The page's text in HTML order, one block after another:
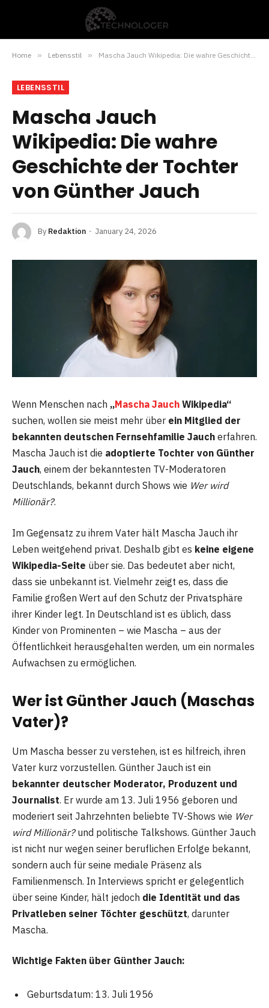
Home » Lebensstil » Mascha Jauch Wikipedia: Die wahre Geschichte der Tochter von Günther Jauch
LEBENSSTIL
Mascha Jauch
Wikipedia: Die wahre
Geschichte der Tochter
von Günther Jauch
By Redaktion January 24, 2026
Wenn Menschen nach „Mascha Jauch Wikipedia“
suchen, wollen sie meist mehr über ein Mitglied der
bekannten deutschen Fernsehfamilie Jauch erfahren.
Mascha Jauch ist die adoptierte Tochter von Günther
Jauch, einem der bekanntesten TV-Moderatoren
Deutschlands, bekannt durch Shows wie Wer wird
Millionär?.
Im Gegensatz zu ihrem Vater hält Mascha Jauch ihr
Leben weitgehend privat. Deshalb gibt es keine eigene
Wikipedia-Seite über sie. Das bedeutet aber nicht,
dass sie unbekannt ist. Vielmehr zeigt es, dass die
Familie großen Wert auf den Schutz der Privatsphäre
ihrer Kinder legt. In Deutschland ist es üblich, dass
Kinder von Prominenten – wie Mascha – aus der
Öffentlichkeit herausgehalten werden, um ein normales
Aufwachsen zu ermöglichen.
Wer ist Günther Jauch (Maschas
Vater)?
Um Mascha besser zu verstehen, ist es hilfreich, ihren
Vater kurz vorzustellen. Günther Jauch ist ein
bekannter deutscher Moderator, Produzent und
Journalist. Er wurde am 13. Juli 1956 geboren und
moderiert seit Jahrzehnten beliebte TV-Shows wie Wer
wird Millionär?und politische Talkshows. Günther Jauch
ist nicht nur wegen seiner beruflichen Erfolge bekannt,
sondern auch für seine mediale Präsenz als
Familienmensch. In Interviews spricht er gelegentlich
über seine Kinder, hält jedoch die Identität und das
Privatleben seiner Töchter geschützt, darunter
Mascha.
Wichtige Fakten über Günther Jauch:
Geburtsdatum: 13. Juli 1956